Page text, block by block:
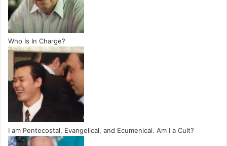
Who Is In Charge?
I am Pentecostal, Evangelical, and Ecumenical. Am I a Cult?